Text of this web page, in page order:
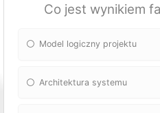
Co jest wynikiem
Model logiczny projektu
Architektura systemu